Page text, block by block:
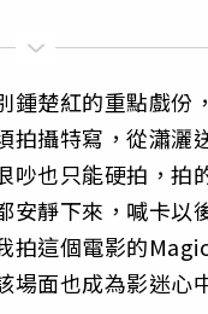
楚紅的重點戲份
攝特寫，從瀟灑
也只能硬拍，拍
靜下來，喊卡以
拍這個電影的
面也成為影迷心